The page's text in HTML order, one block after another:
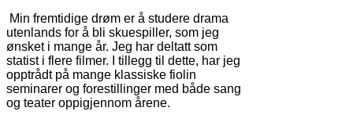
Min fremtidige drøm er å studere drama
utenlands for å bli skuespiller, som jeg
ønsket i mange år. Jeg har deltatt som
statist i flere filmer. I tillegg til dette, har jeg
opptrådt på mange klassiske fiolin
seminarer og forestillinger med både sang
og teater oppigjennom årene.